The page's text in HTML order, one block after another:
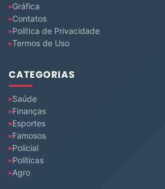
Gráfica
Contatos
Política de Privacidade
Termos de Uso
CATEGORIAS
Saúde
Finanças
Esportes
Famosos
Policial
Políticas
Agro